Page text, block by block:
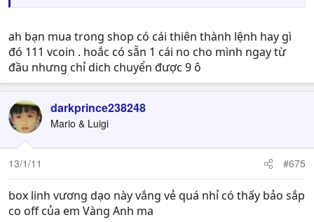
ah bạn mua trong shop có cái thiên thành lệnh hay gì
đó 111 vcoin . hoắc có sẵn 1 cái no cho mình ngay từ
đầu nhưng chỉ dich chuyển được 9 ô
darkprince238248
Mario & Luigi
13/1/11 #675
box linh vương dạo này vắng vẻ quá nhỉ có thấy bảo sắp
co off của em Vàng Anh ma